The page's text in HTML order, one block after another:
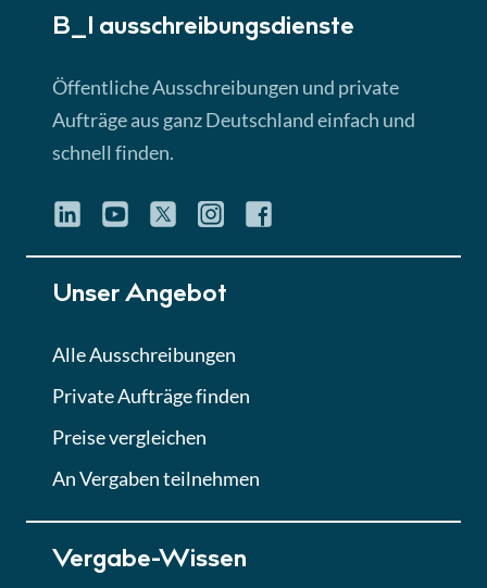
Lektion 3
► 4:31 Min
Quiz
Eignung im Vergabeverfahren
Lektion 6
Abgabe von Angeboten
Lektion
Lektion 7
Finales Quiz
B_I ausschreibungs­dienste
Öffentliche Ausschreibungen und private
Aufträge aus ganz Deutschland einfach und
schnell finden.
Unser Angebot
Alle Ausschreibungen
Private Aufträge finden
Preise vergleichen
An Vergaben teilnehmen
Vergabe-Wissen